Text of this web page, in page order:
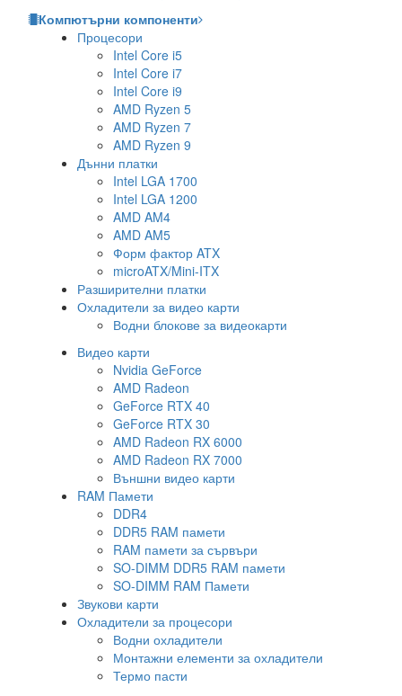
Компютърни компоненти
Процесори
Intel Core i5
Intel Core i7
Intel Core i9
AMD Ryzen 5
AMD Ryzen 7
AMD Ryzen 9
Дънни платки
Intel LGA 1700
Intel LGA 1200
AMD AM4
AMD AM5
Форм фактор ATX
microATX/Mini-ITX
Разширителни платки
Охладители за видео карти
Водни блокове за видеокарти
Видео карти
Nvidia GeForce
AMD Radeon
GeForce RTX 40
GeForce RTX 30
AMD Radeon RX 6000
AMD Radeon RX 7000
Външни видео карти
RAM Памети
DDR4
DDR5 RAM памети
RAM памети за сървъри
SO-DIMM DDR5 RAM памети
SO-DIMM RAM Памети
Звукови карти
Охладители за процесори
Водни охладители
Монтажни елементи за охладители
Термо пасти